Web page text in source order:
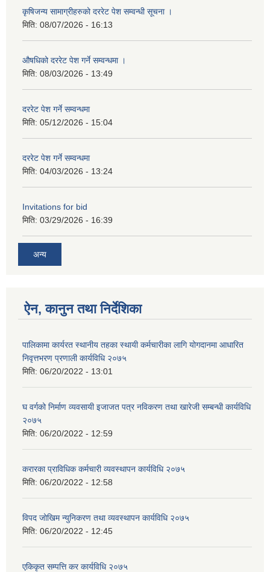
कृषिजन्य सामाग्रीहरुको दररेट पेश सम्वन्धी सूचना ।
मिति: 08/07/2026 - 16:13
औषधिको दररेट पेश गर्ने सम्वन्धमा ।
मिति: 08/03/2026 - 13:49
दररेट पेश गर्ने सम्वन्धमा
मिति: 05/12/2026 - 15:04
दररेट पेश गर्ने सम्वन्धमा
मिति: 04/03/2026 - 13:24
Invitations for bid
मिति: 03/29/2026 - 16:39
अन्य
ऐन, कानुन तथा निर्देशिका
पालिकामा कार्यरत स्थानीय तहका स्थायी कर्मचारीका लागि योगदानमा आधारित
निवृत्तभरण प्रणाली कार्यविधि २०७५
मिति: 06/20/2022 - 13:01
घ वर्गको निर्माण व्यवसायी इजाजत पत्र नविकरण तथा खारेजी सम्बन्धी कार्यविधि
२०७५
मिति: 06/20/2022 - 12:59
करारका प्राविधिक कर्मचारी व्यवस्थापन कार्यविधि २०७५
मिति: 06/20/2022 - 12:58
विपद जोखिम न्युनिकरण तथा व्यवस्थापन कार्यविधि २०७५
मिति: 06/20/2022 - 12:45
एकिकृत सम्पत्ति कर कार्यविधि २०७५